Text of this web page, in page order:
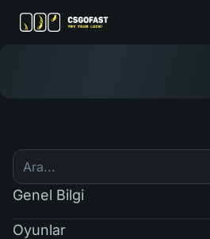
Genel Bilgi
Oyunlar